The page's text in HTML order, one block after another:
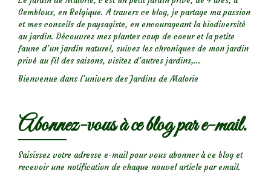
Gembloux, en Belgique. A travers ce blog, je partage ma passion
et mes conseils de paysagiste, en encourageant la biodiversité
au jardin. Découvrez mes plantes coup de coeur et la petite
faune d’un jardin naturel, suivez les chroniques de mon jardin
privé au fil des saisons, visitez d’autres jardins,...
Bienvenue dans l’univers des Jardins de Malorie
Abonnez-vous à ce blog par e-mail.
Saisissez votre adresse e-mail pour vous abonner à ce blog et
recevoir une notification de chaque nouvel article par email.